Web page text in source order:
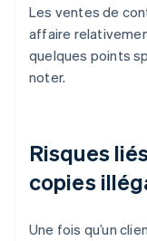
Les ventes de
affaire
quelques points
noter.
Risques
copies
Une fois qu’un